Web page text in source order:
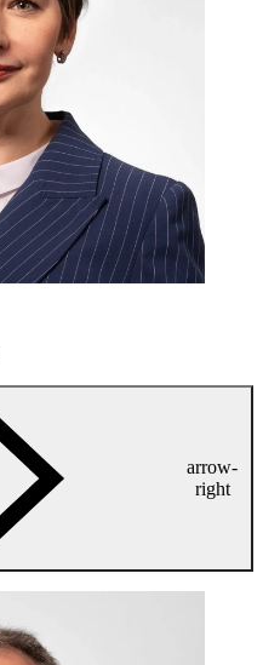
arrow-
right